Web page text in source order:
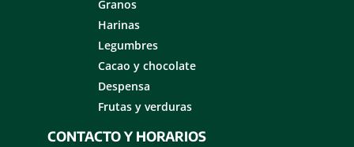
Granos
Harinas
Legumbres
Cacao y chocolate
Despensa
Frutas y verduras
CONTACTO Y HORARIOS